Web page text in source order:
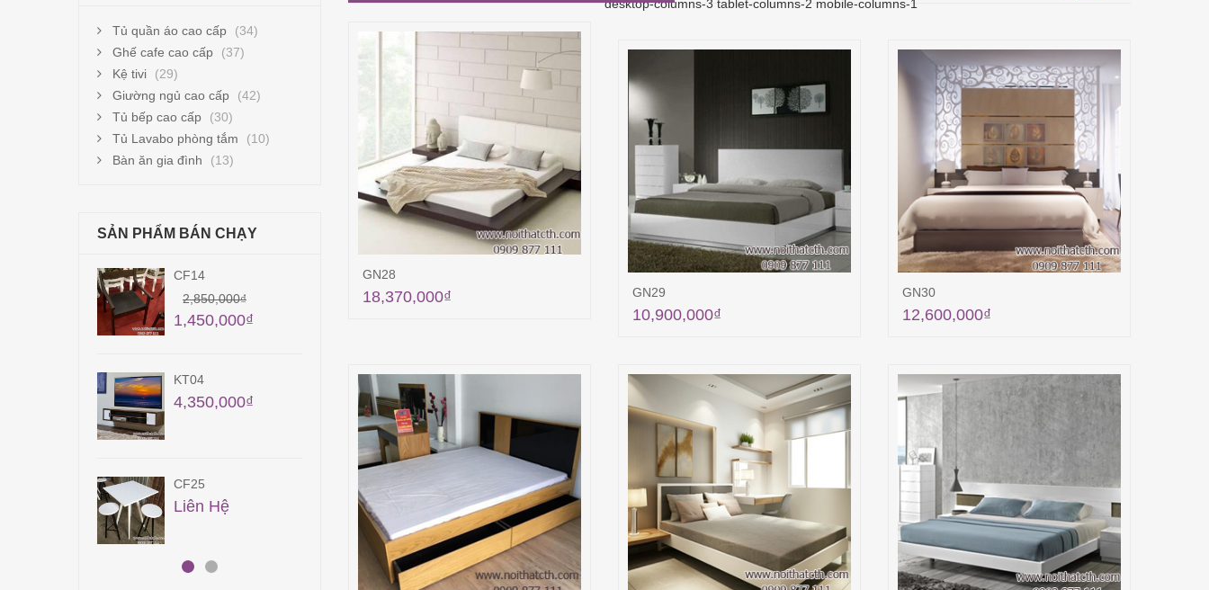
desktop-columns-3 tablet-columns-2 mobile-columns-1
GN28
18,370,000₫ GN29
10,900,000₫
GN30
12,600,000₫
Tủ quần áo cao cấp
(34)
Ghế cafe cao cấp
(37)
Kệ tivi
(29)
Giường ngủ cao cấp
(42)
Tủ bếp cao cấp
(30)
Tủ Lavabo phòng tắm
(10)
Bàn ăn gia đình
(13)
SẢN PHẨM BÁN CHẠY
TB14
41,850,000
40,850,000
KT18
11,500,000
QA33
18,700,000